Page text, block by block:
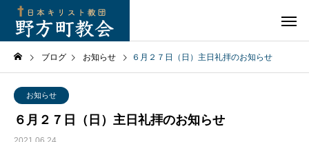
ブログ お知らせ ６月２７日（日）主日礼拝のお知らせ
お知らせ
６月２７日（日）主日礼拝のお知らせ